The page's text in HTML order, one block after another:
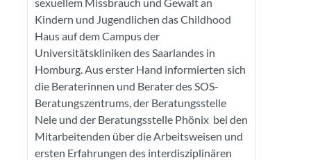
Kindern und Jugendlichen das Childhood
Haus auf dem Campus der
Universitätskliniken des Saarlandes in
Homburg. Aus erster Hand informierten sich
die Beraterinnen und Berater des SOS-
Beratungszentrums, der Beratungsstelle
Nele und der Beratungsstelle Phönix bei den
Mitarbeitenden über die Arbeitsweisen und
ersten Erfahrungen des interdisziplinären